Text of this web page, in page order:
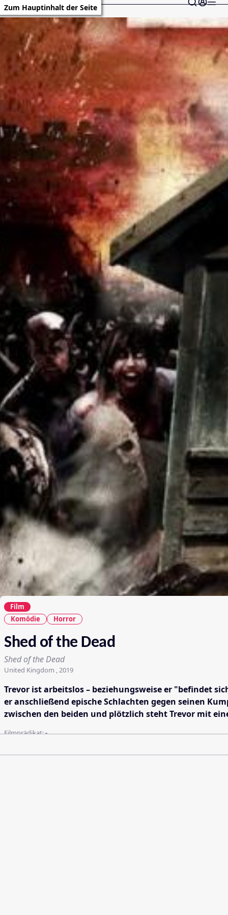
Zum Hauptinhalt der Seite
Film
Komödie
Horror
Shed of the Dead
Shed of the Dead
United Kingdom , 2019
Trevor ist arbeitslos – beziehungsweise er "befindet
er anschließend epische Schlachten gegen seinen
zwischen den beiden und plötzlich steht Trevor mit
Filmprädikat:-